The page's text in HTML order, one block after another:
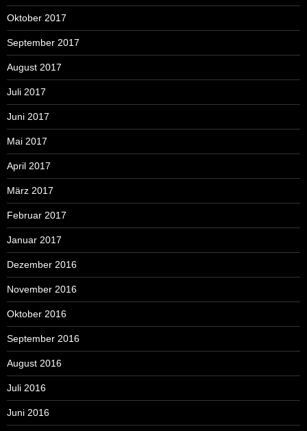
Oktober 2017
September 2017
August 2017
Juli 2017
Juni 2017
Mai 2017
April 2017
März 2017
Februar 2017
Januar 2017
Dezember 2016
November 2016
Oktober 2016
September 2016
August 2016
Juli 2016
Juni 2016